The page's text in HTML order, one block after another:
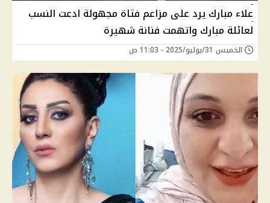
علاء مبارك يرد على مزاعم فتاة مجهولة ادعت النسب
لعائلة مبارك واتهمت فنانة شهيرة
الخميس 31/يوليو/2025 - 11:03 ص